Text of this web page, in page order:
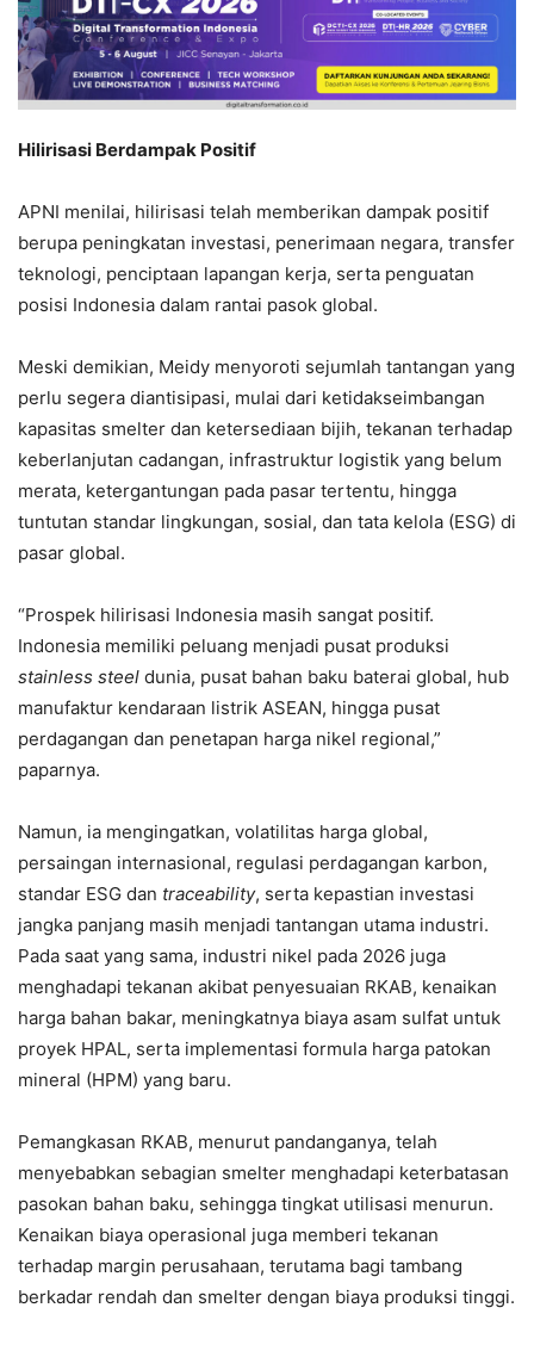
Hilirisasi Berdampak Positif
APNI menilai, hilirisasi telah memberikan dampak positif
berupa peningkatan investasi, penerimaan negara, transfer
teknologi, penciptaan lapangan kerja, serta penguatan
posisi Indonesia dalam rantai pasok global.
Meski demikian, Meidy menyoroti sejumlah tantangan yang
perlu segera diantisipasi, mulai dari ketidakseimbangan
kapasitas smelter dan ketersediaan bijih, tekanan terhadap
keberlanjutan cadangan, infrastruktur logistik yang belum
merata, ketergantungan pada pasar tertentu, hingga
tuntutan standar lingkungan, sosial, dan tata kelola (ESG) di
pasar global.
“Prospek hilirisasi Indonesia masih sangat positif.
Indonesia memiliki peluang menjadi pusat produksi
stainless steel dunia, pusat bahan baku baterai global, hub
manufaktur kendaraan listrik ASEAN, hingga pusat
perdagangan dan penetapan harga nikel regional,”
paparnya.
Namun, ia mengingatkan, volatilitas harga global,
persaingan internasional, regulasi perdagangan karbon,
standar ESG dan traceability, serta kepastian investasi
jangka panjang masih menjadi tantangan utama industri.
Pada saat yang sama, industri nikel pada 2026 juga
menghadapi tekanan akibat penyesuaian RKAB, kenaikan
harga bahan bakar, meningkatnya biaya asam sulfat untuk
proyek HPAL, serta implementasi formula harga patokan
mineral (HPM) yang baru.
Pemangkasan RKAB, menurut pandanganya, telah
menyebabkan sebagian smelter menghadapi keterbatasan
pasokan bahan baku, sehingga tingkat utilisasi menurun.
Kenaikan biaya operasional juga memberi tekanan
terhadap margin perusahaan, terutama bagi tambang
berkadar rendah dan smelter dengan biaya produksi tinggi.